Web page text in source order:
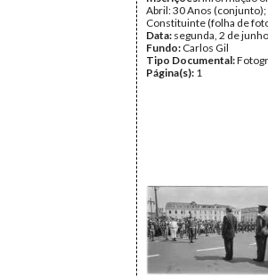
Abril: 30 Anos
Constituinte (folha de
Data: segunda, 2 de
Fundo: Carlos Gil
Tipo Documental:
Página(s): 1